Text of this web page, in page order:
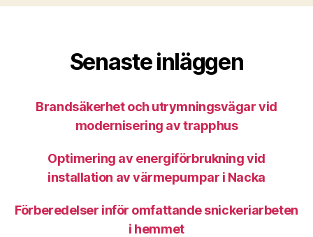
Senaste inläggen
Brandsäkerhet och utrymningsvägar vid
modernisering av trapphus
Optimering av energiförbrukning vid
installation av värmepumpar i Nacka
Förberedelser inför omfattande snickeriarbeten
i hemmet